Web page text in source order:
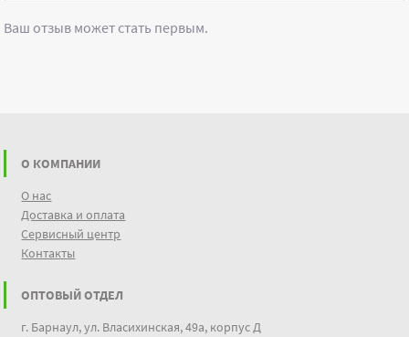
Ваш отзыв может стать первым.
О КОМПАНИИ
О нас
Доставка и оплата
Сервисный центр
Контакты
ОПТОВЫЙ ОТДЕЛ
г. Барнаул, ул. Власихинская, 49а, корпус Д